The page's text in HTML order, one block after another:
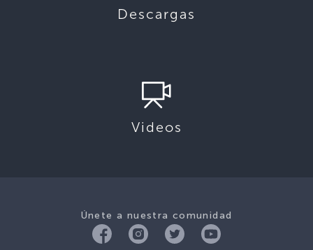
Descargas
Videos
Únete a nuestra comunidad